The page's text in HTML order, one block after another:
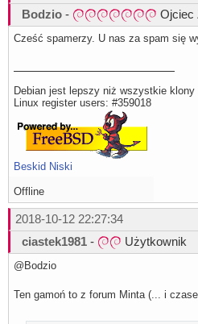
Bodzio - Ojciec
Cześć spamerzy. U nas za spam się
Debian jest lepszy niż wszystkie klony
Linux register users: #359018
Beskid Niski
Offline
2018-10-12 22:27:34
ciastek1981 - Użytkownik
@Bodzio
Ten gamoń to z forum Minta (... i